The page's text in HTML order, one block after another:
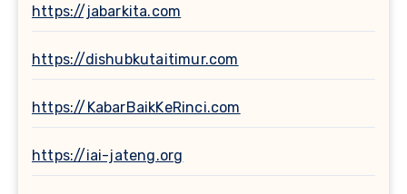
https://jabarkita.com
https://dishubkutaitimur.com
https://KabarBaikKeRinci.com
https://iai-jateng.org